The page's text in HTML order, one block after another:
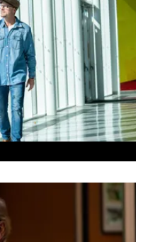
Mark Wahlberg och
framgångar med sina